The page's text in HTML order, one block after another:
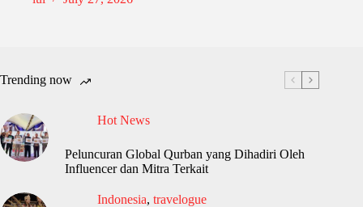
Trending now
Hot News
Peluncuran Global Qurban yang Dihadiri Oleh
Influencer dan Mitra Terkait
Indonesia, travelogue